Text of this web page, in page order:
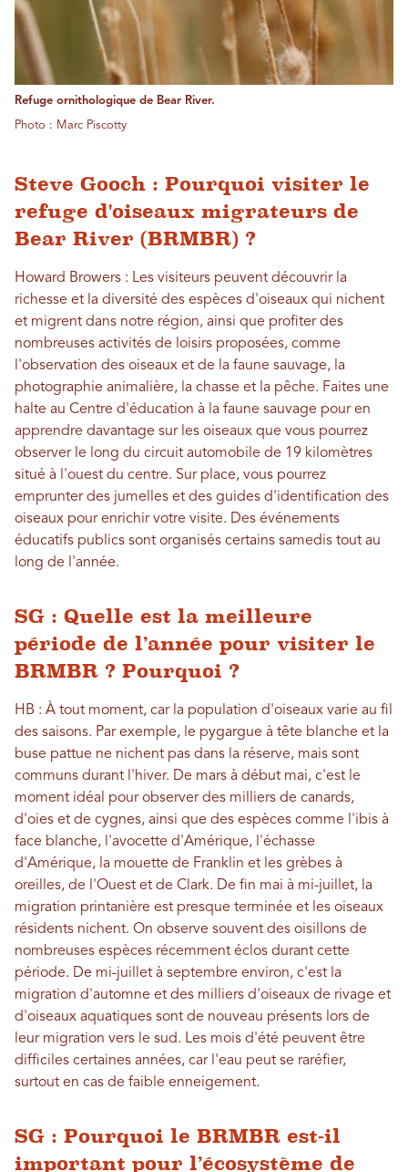
Refuge ornithologique de Bear River.
Photo : Marc Piscotty
Steve Gooch : Pourquoi visiter le
refuge d'oiseaux migrateurs de
Bear River (BRMBR) ?
Howard Browers : Les visiteurs peuvent découvrir la
richesse et la diversité des espèces d'oiseaux qui nichent
et migrent dans notre région, ainsi que profiter des
nombreuses activités de loisirs proposées, comme
l'observation des oiseaux et de la faune sauvage, la
photographie animalière, la chasse et la pêche. Faites une
halte au Centre d'éducation à la faune sauvage pour en
apprendre davantage sur les oiseaux que vous pourrez
observer le long du circuit automobile de 19 kilomètres
situé à l'ouest du centre. Sur place, vous pourrez
emprunter des jumelles et des guides d'identification des
oiseaux pour enrichir votre visite. Des événements
éducatifs publics sont organisés certains samedis tout au
long de l'année.
SG : Quelle est la meilleure
période de l’année pour visiter le
BRMBR ? Pourquoi ?
HB : À tout moment, car la population d'oiseaux varie au fil
des saisons. Par exemple, le pygargue à tête blanche et la
buse pattue ne nichent pas dans la réserve, mais sont
communs durant l'hiver. De mars à début mai, c'est le
moment idéal pour observer des milliers de canards,
d'oies et de cygnes, ainsi que des espèces comme l'ibis à
face blanche, l'avocette d'Amérique, l'échasse
d'Amérique, la mouette de Franklin et les grèbes à
oreilles, de l'Ouest et de Clark. De fin mai à mi-juillet, la
migration printanière est presque terminée et les oiseaux
résidents nichent. On observe souvent des oisillons de
nombreuses espèces récemment éclos durant cette
période. De mi-juillet à septembre environ, c'est la
migration d'automne et des milliers d'oiseaux de rivage et
d'oiseaux aquatiques sont de nouveau présents lors de
leur migration vers le sud. Les mois d'été peuvent être
difficiles certaines années, car l'eau peut se raréfier,
surtout en cas de faible enneigement.
SG : Pourquoi le BRMBR est-il
important pour l’écosystème de